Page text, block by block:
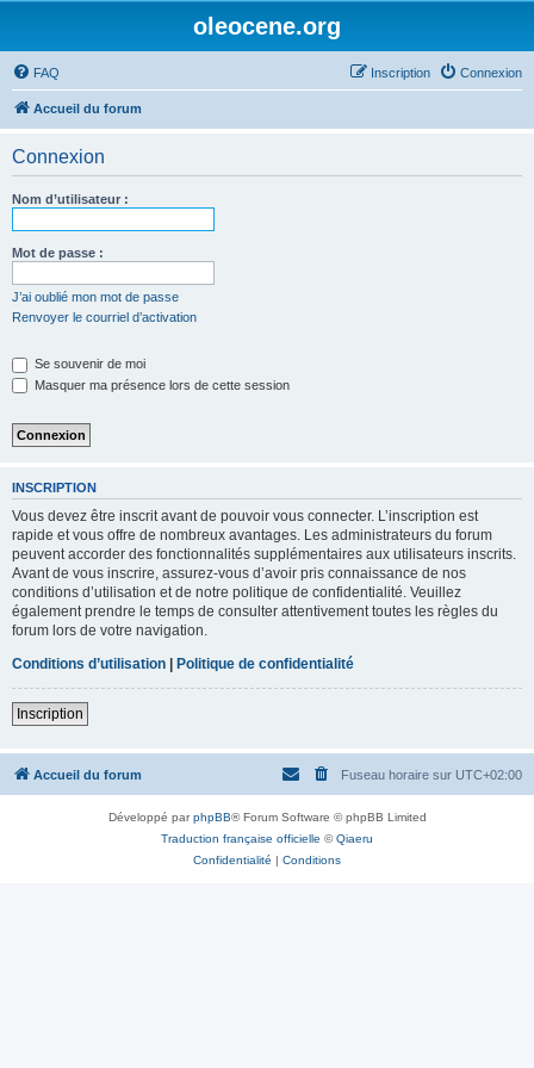
oleocene.org
FAQ Connexion
Inscription
Accueil du forum
Connexion
Nom d’utilisateur :
Mot de passe :
J’ai oublié mon mot de passe
Renvoyer le courriel d’activation
Se souvenir de moi
Masquer ma présence lors de cette session
INSCRIPTION
Vous devez être inscrit avant de pouvoir vous connecter. L’inscription est
rapide et vous offre de nombreux avantages. Les administrateurs du forum
peuvent accorder des fonctionnalités supplémentaires aux utilisateurs inscrits.
Avant de vous inscrire, assurez-vous d’avoir pris connaissance de nos
conditions d’utilisation et de notre politique de confidentialité. Veuillez
également prendre le temps de consulter attentivement toutes les règles du
forum lors de votre navigation.
Conditions d’utilisation | Politique de confidentialité
Inscription
Accueil du forum Fuseau horaire sur UTC+02:00
Développé parphpBB® Forum Software © phpBB Limited
Traduction française officielle ©Qiaeru
Confidentialité | Conditions